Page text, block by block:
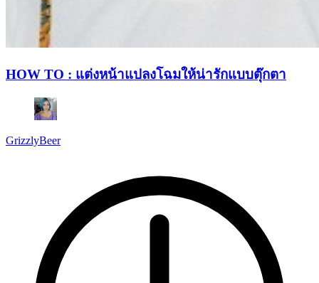
HOW TO : แต่งหน้าแปลงโฉมให้น่ารักแบบตุ๊กตา
GrizzlyBeer